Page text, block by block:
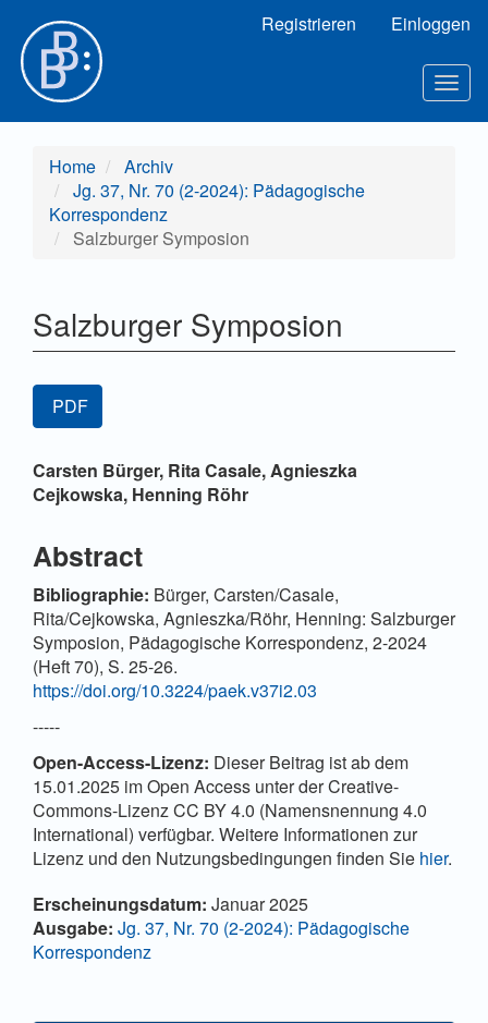
Hauptinhalt
Sidebar
Registrieren Einloggen
Home
Archiv
Jg. 37, Nr. 70 (2-2024): Pädagogische
Korrespondenz
Salzburger Symposion
Salzburger Symposion
Artikel-
Sidebar
PDF
Hauptsächlicher
Artikelinhalt
Carsten Bürger, Rita Casale, Agnieszka
Cejkowska, Henning Röhr
Abstract
Bibliographie: Bürger, Carsten/Casale,
Rita/Cejkowska, Agnieszka/Röhr, Henning: Salzburger
Symposion, Pädagogische Korrespondenz, 2-2024
(Heft 70), S. 25-26.
https://doi.org/10.3224/paek.v37i2.03
-----
Open-Access-Lizenz: Dieser Beitrag ist ab dem
15.01.2025 im Open Access unter der Creative-
Commons-Lizenz CC BY 4.0 (Namensnennung 4.0
International) verfügbar. Weitere Informationen zur
Lizenz und den Nutzungsbedingungen finden Sie hier.
Artikel-
Details
Erscheinungsdatum: Januar 2025
Ausgabe: Jg. 37, Nr. 70 (2-2024): Pädagogische
Korrespondenz